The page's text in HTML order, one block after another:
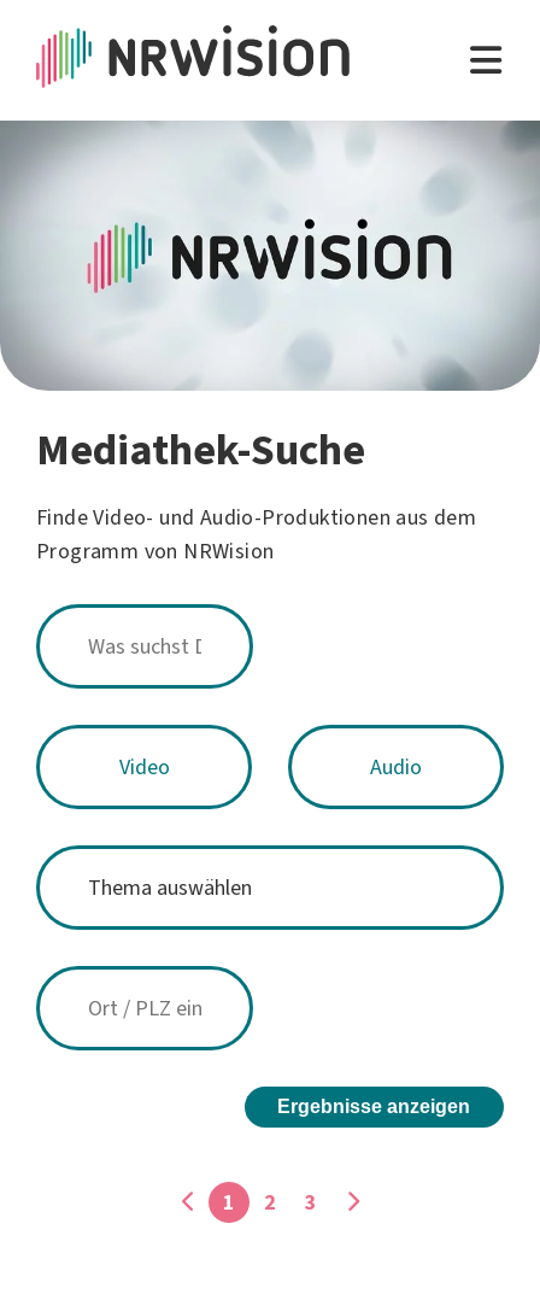
Mediathek-Suche
Finde Video- und Audio-Produktionen aus dem
Programm von NRWision
Video Audio
Ergebnisse anzeigen
1 2 3